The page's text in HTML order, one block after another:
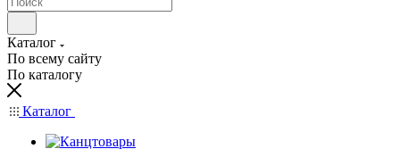
Каталог
По всему сайту
По каталогу
Каталог